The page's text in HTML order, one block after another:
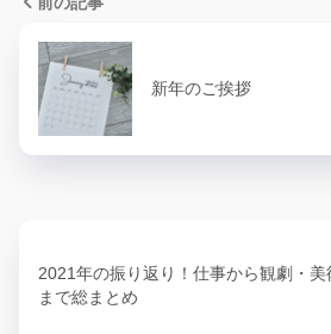
新年のご挨拶
2021年の振り返り！仕事から観劇・美
まで総まとめ